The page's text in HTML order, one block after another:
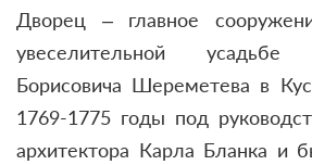
Дворец – главное
увеселительной
Борисовича Шереметева в
1769-1775 годы под
архитектора Карла Бланка и